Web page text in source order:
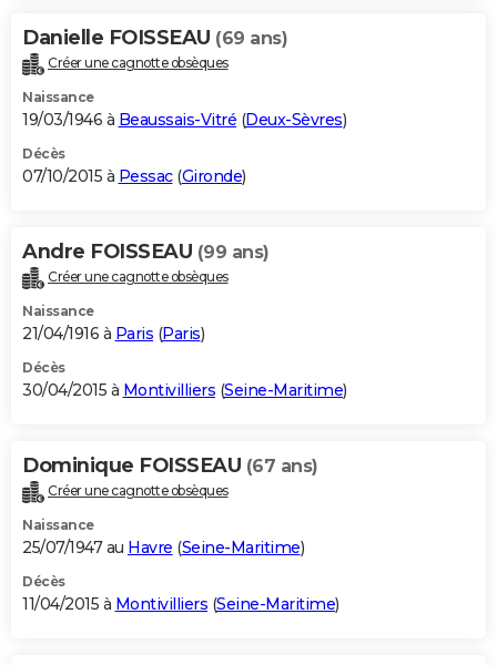
Danielle FOISSEAU (69 ans)
Créer une cagnotte obsèques
Naissance
19/03/1946 à Beaussais-Vitré (Deux-Sèvres)
Décès
07/10/2015 à Pessac(Gironde)
Andre FOISSEAU (99 ans)
Créer une cagnotte obsèques
Naissance
21/04/1916 à Paris (Paris)
Décès
30/04/2015 à Montivilliers (Seine-Maritime)
Dominique FOISSEAU (67 ans)
Créer une cagnotte obsèques
Naissance
25/07/1947 au Havre (Seine-Maritime)
Décès
11/04/2015 à Montivilliers (Seine-Maritime)